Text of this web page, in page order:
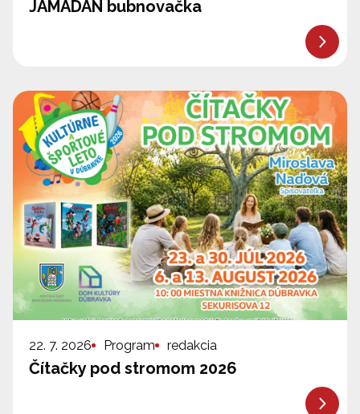
JAMADÁN bubnovačka
22. 7. 2026 Program redakcia
Čítačky pod stromom 2026